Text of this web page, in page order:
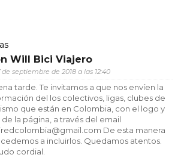
Will Bici Viajero
de septiembre de 2018 a las 12:40
tarde. Te invitamos a que nos envíen la
del los colectivos, ligas, clubes de
que están en Colombia, con el logo y
de la página, a través del email
De esta manera
a incluirlos. Quedamos atentos.
cordial.